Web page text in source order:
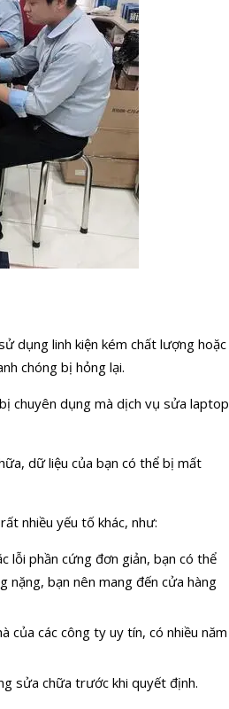
dụng linh kiện kém chất lượng hoặc
chóng bị hỏng lại.
chuyên dụng mà dịch vụ sửa laptop
dữ liệu của bạn có thể bị mất
nhiều yếu tố khác, như:
lỗi phần cứng đơn giản, bạn có thể
nặng, bạn nên mang đến cửa hàng
của các công ty uy tín, có nhiều năm
sửa chữa trước khi quyết định.